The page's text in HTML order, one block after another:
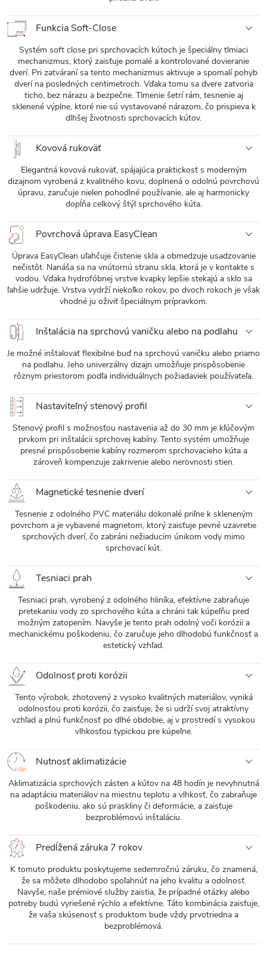
Funkcia Soft-Close
Systém soft close pri sprchovacích kútoch je špeciálny tlmiaci
mechanizmus, ktorý zaisťuje pomalé a kontrolované dovieranie
dverí. Pri zatváraní sa tento mechanizmus aktivuje a spomalí pohyb
dverí na posledných centimetroch. Vďaka tomu sa dvere zatvoria
ticho, bez nárazu a bezpečne. Tlmenie šetrí rám, tesnenie aj
sklenené výplne, ktoré nie sú vystavované nárazom, čo prispieva k
dlhšej životnosti sprchovacích kútov.
Kovová rukoväť
Elegantná kovová rukoväť, spájajúca praktickosť s moderným
dizajnom vyrobená z kvalitného kovu, doplnená o odolnú povrchovú
úpravu, zaručuje nielen pohodlné používanie, ale aj harmonicky
dopĺňa celkový štýl sprchového kúta.
Povrchová úprava EasyClean
Úprava EasyClean uľahčuje čistenie skla a obmedzuje usadzovanie
nečistôt. Nanáša sa na vnútornú stranu skla, ktorá je v kontakte s
vodou. Vďaka hydrofóbnej vrstve kvapky lepšie stekajú a sklo sa
ľahšie udržuje. Vrstva vydrží niekoľko rokov, po dvoch rokoch je však
vhodné ju oživiť špeciálnym prípravkom.
Inštalácia na sprchovú vaničku alebo na podlahu
Je možné inštalovať flexibilne buď na sprchovú vaničku alebo priamo
na podlahu. Jeho univerzálny dizajn umožňuje prispôsobenie
rôznym priestorom podľa individuálnych požiadaviek používateľa.
Nastaviteľný stenový profil
Stenový profil s možnosťou nastavenia až do 30 mm je kľúčovým
prvkom pri inštalácii sprchovej kabíny. Tento systém umožňuje
presné prispôsobenie kabíny rozmerom sprchovacieho kúta a
zároveň kompenzuje zakrivenie alebo nerovnosti stien.
Magnetické tesnenie dverí
Tesnenie z odolného PVC materiálu dokonalé priľne k skleneným
povrchom a je vybavené magnetom, ktorý zaisťuje pevné uzavretie
sprchových dverí, čo zabráni nežiaducim únikom vody mimo
sprchovací kút.
Tesniaci prah
Tesniaci prah, vyrobený z odolného hliníka, efektívne zabraňuje
pretekaniu vody zo sprchového kúta a chráni tak kúpeľňu pred
možným zatopením. Navyše je tento prah odolný voči korózii a
mechanickému poškodeniu, čo zaručuje jeho dlhodobú funkčnosť a
estetický vzhľad.
Odolnosť proti korózii
Tento výrobok, zhotovený z vysoko kvalitných materiálov, vyniká
odolnosťou proti korózii, čo zaisťuje, že si udrží svoj atraktívny
vzhľad a plnú funkčnosť po dlhé obdobie, aj v prostredí s vysokou
vlhkosťou typickou pre kúpeľne.
Nutnosť aklimatizácie
Aklimatizácia sprchových zásten a kútov na 48 hodín je nevyhnutná
na adaptáciu materiálov na miestnu teplotu a vlhkosť, čo zabraňuje
poškodeniu, ako sú praskliny či deformácie, a zaisťuje
bezproblémovú inštaláciu.
Predĺžená záruka 7 rokov
K tomuto produktu poskytujeme sedemročnú záruku, čo znamená,
že sa môžete dlhodobo spoľahnúť na jeho kvalitu a odolnosť.
Navyše, naše prémiové služby zaistia, že prípadné otázky alebo
potreby budú vyriešené rýchlo a efektívne. Táto kombinácia zaisťuje,
že vaša skúsenosť s produktom bude vždy prvotriedna a
bezproblémová.